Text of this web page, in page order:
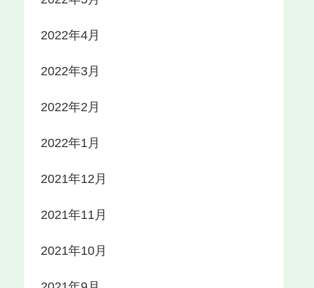
2022年4月
2022年3月
2022年2月
2022年1月
2021年12月
2021年11月
2021年10月